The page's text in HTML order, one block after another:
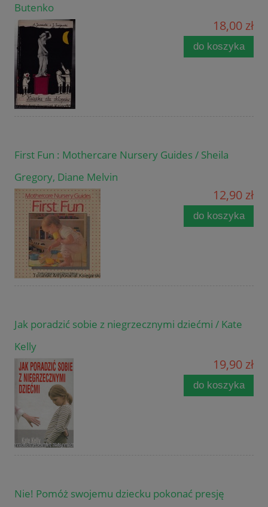
Butenko
18,00 zł
do koszyka
First Fun : Mothercare Nursery Guides / Sheila
Gregory, Diane Melvin
12,90 zł
do koszyka
Jak poradzić sobie z niegrzecznymi dziećmi / Kate
Kelly
19,90 zł
do koszyka
Nie! Pomóż swojemu dziecku pokonać presję